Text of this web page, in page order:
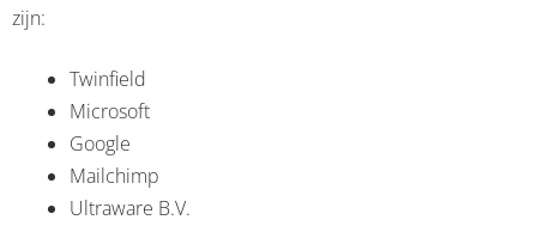
zijn:
Twinfield
Microsoft
Google
Mailchimp
Ultraware B.V.